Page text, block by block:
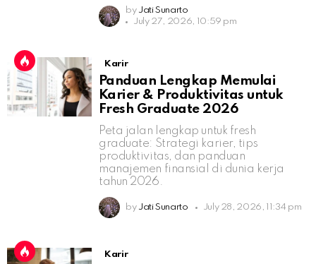
by Jati Sunarto
July 27, 2026, 10:59 pm
Karir
Panduan Lengkap Memulai
Karier & Produktivitas untuk
Fresh Graduate 2026
Peta jalan lengkap untuk fresh
graduate: Strategi karier, tips
produktivitas, dan panduan
manajemen finansial di dunia kerja
tahun 2026.
by Jati Sunarto July 28, 2026, 11:34 pm
Karir